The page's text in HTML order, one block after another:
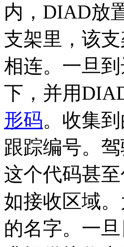
内，DIAD放
支架里，该
相连。一旦
下，并用
形码。收集
跟踪编号。
这个代码甚
如接收区域
的名字。一